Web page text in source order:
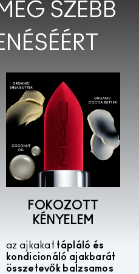
SZEBB
FOKOZOTT
KÉNYELEM
az ajkakat tápláló és
kondicionáló ajakbarát
összetevők balzsamos